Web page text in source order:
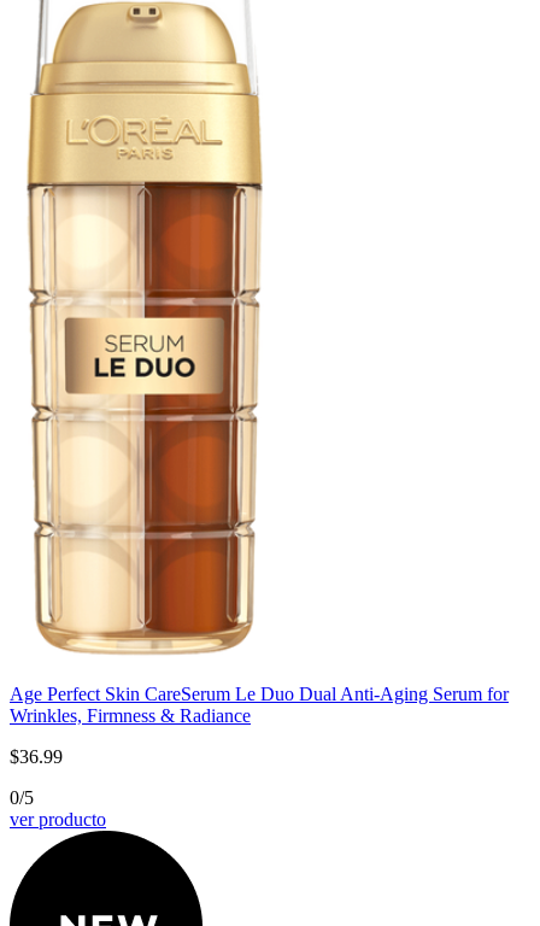
Age Perfect Skin CareSerum Le Duo Dual Anti-Aging Serum for
Wrinkles, Firmness & Radiance
$36.99
0/5
ver producto